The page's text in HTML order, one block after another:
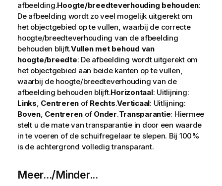
afbeelding.Hoogte/breedteverhouding behouden:
De afbeelding wordt zo veel mogelijk uitgerekt om
het objectgebied op te vullen, waarbij de correcte
hoogte/breedteverhouding van de afbeelding
behouden blijft.Vullen met behoud van
hoogte/breedte: De afbeelding wordt uitgerekt om
het objectgebied aan beide kanten op te vullen,
waarbij de hoogte/breedteverhouding van de
afbeelding behouden blijft.Horizontaal: Uitlijning:
Links, Centreren of Rechts.Verticaal: Uitlijning:
Boven, Centreren of Onder.Transparantie: Hiermee
stelt u de mate van transparantie in door een waarde
in te voeren of de schuifregelaar te slepen. Bij 100%
is de achtergrond volledig transparant.
Meer.../Minder...